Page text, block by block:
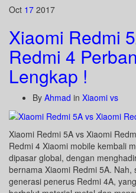
Oct 17 2017
Xiaomi Redmi
Redmi 4
Lengkap !
By Ahmad in Xiaomi vs
Xiaomi Redmi 5A vs Xiaomi
Redmi 4 Xiaomi mobile kembali
dipasar global, dengan
bernama Xiaomi Redmi 5A.
generasi penerus Redmi 4A,